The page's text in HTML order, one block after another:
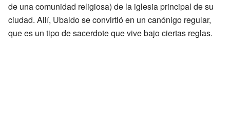
de una comunidad religiosa) de la iglesia principal de su
ciudad. Allí, Ubaldo se convirtió en un canónigo regular,
que es un tipo de sacerdote que vive bajo ciertas reglas.